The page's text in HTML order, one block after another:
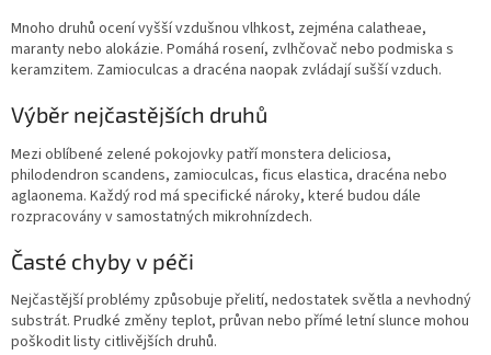
Mnoho druhů ocení vyšší vzdušnou vlhkost, zejména calatheae,
maranty nebo alokázie. Pomáhá rosení, zvlhčovač nebo podmiska s
keramzitem. Zamioculcas a dracéna naopak zvládají sušší vzduch.
Výběr nejčastějších druhů
Mezi oblíbené zelené pokojovky patří monstera deliciosa,
philodendron scandens, zamioculcas, ficus elastica, dracéna nebo
aglaonema. Každý rod má specifické nároky, které budou dále
rozpracovány v samostatných mikrohnízdech.
Časté chyby v péči
Nejčastější problémy způsobuje přelití, nedostatek světla a nevhodný
substrát. Prudké změny teplot, průvan nebo přímé letní slunce mohou
poškodit listy citlivějších druhů.